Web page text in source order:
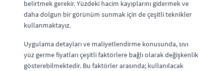
belirtmek gerekir. Yüzdeki hacim kayıplarını gidermek ve
daha dolgun bir görünüm sunmak için de çeşitli teknikler
kullanmaktayız.
Uygulama detayları ve maliyetlendirme konusunda, sıvı
yüz germe fiyatları çeşitli faktörlere bağlı olarak değişkenlik
gösterebilmektedir. Bu faktörler arasında; kullanılacak